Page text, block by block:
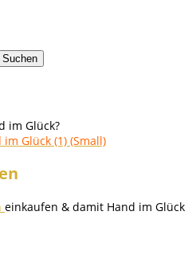
im Glück?
einkaufen & damit Hand im Glück